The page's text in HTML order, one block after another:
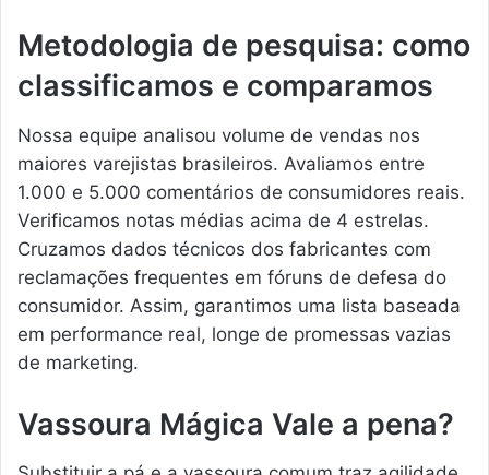
Metodologia de pesquisa: como
classificamos e comparamos
Nossa equipe analisou volume de vendas nos
maiores varejistas brasileiros. Avaliamos entre
1.000 e 5.000 comentários de consumidores reais.
Verificamos notas médias acima de 4 estrelas.
Cruzamos dados técnicos dos fabricantes com
reclamações frequentes em fóruns de defesa do
consumidor. Assim, garantimos uma lista baseada
em performance real, longe de promessas vazias
de marketing.
Vassoura Mágica Vale a pena?